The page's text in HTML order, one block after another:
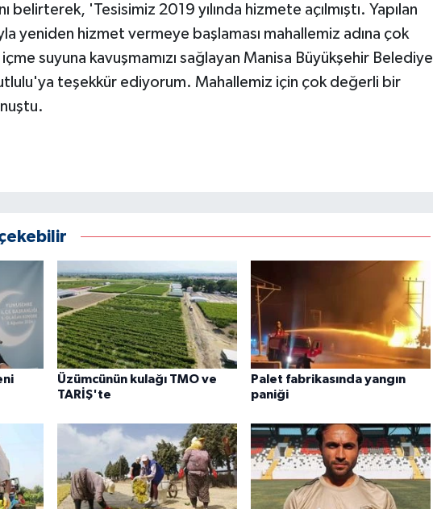
belirterek, 'Tesisimiz 2019 yılında hizmete açılmıştı. Yapılan
yeniden hizmet vermeye başlaması mahallemiz adına çok
içme suyuna kavuşmamızı sağlayan Manisa Büyükşehir Belediye
teşekkür ediyorum. Mahallemiz için çok değerli bir
Üzümcünün kulağı TMO ve
TARİŞ'te
Palet fabrikasında yangın
paniği